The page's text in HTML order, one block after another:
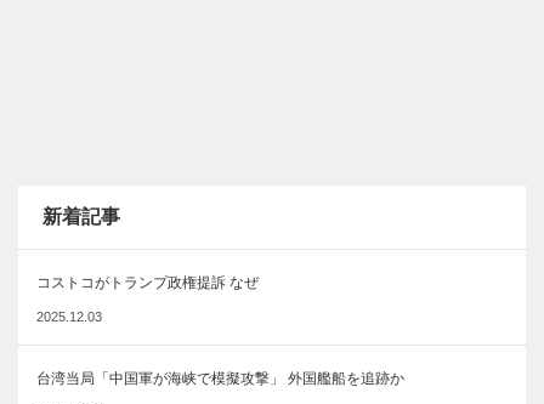
新着記事
コストコがトランプ政権提訴 なぜ
2025.12.03
台湾当局「中国軍が海峡で模擬攻撃」 外国艦船を追跡か